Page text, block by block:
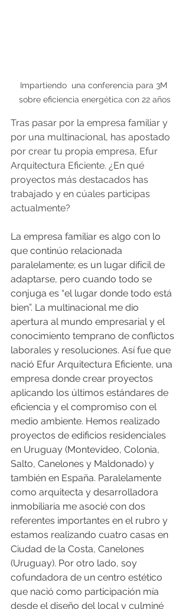
Impartiendo  una conferencia para 3M
sobre eficiencia energética con 22 años
Tras pasar por la empresa familiar y
por una multinacional, has apostado
por crear tu propia empresa, Efur
Arquitectura Eficiente. ¿En qué
proyectos más destacados has
trabajado y en cúales participas
actualmente?
La empresa familiar es algo con lo
que continúo relacionada
paralelamente; es un lugar difícil de
adaptarse, pero cuando todo se
conjuga es “el lugar donde todo está
bien”. La multinacional me dio
apertura al mundo empresarial y el
conocimiento temprano de conflictos
laborales y resoluciones. Así fue que
nació Efur Arquitectura Eficiente, una
empresa donde crear proyectos
aplicando los últimos estándares de
eficiencia y el compromiso con el
medio ambiente. Hemos realizado
proyectos de edificios residenciales
en Uruguay (Montevideo, Colonia,
Salto, Canelones y Maldonado) y
también en España. Paralelamente
como arquitecta y desarrolladora
inmobiliaria me asocié con dos
referentes importantes en el rubro y
estamos realizando cuatro casas en
Ciudad de la Costa, Canelones
(Uruguay). Por otro lado, soy
cofundadora de un centro estético
que nació como participación mía
desde el diseño del local y culminé